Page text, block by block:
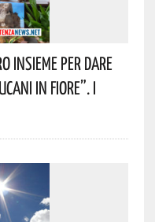
Insieme Per Dare
In Fiore”. I